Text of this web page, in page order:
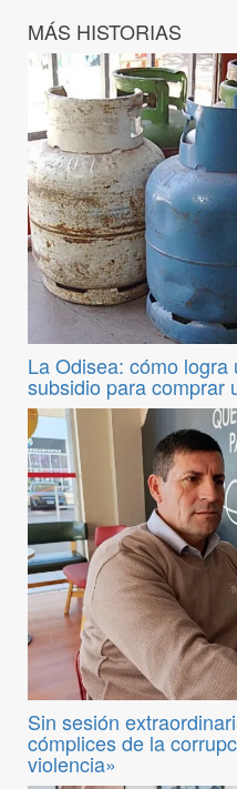
MÁS HISTORIAS
La Odisea: cómo
subsidio para comprar
Sin sesión
cómplices de la
violencia»